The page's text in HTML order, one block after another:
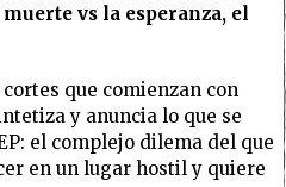
vs la esperanza, el
que comienzan con
y anuncia lo que se
el complejo dilema del que
en un lugar hostil y quiere